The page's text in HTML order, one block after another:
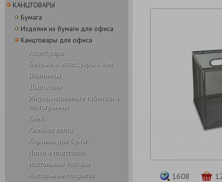
КАНЦТОВАРЫ
Бумага
Изделия из бумаги для офиса
Канцтовары для офиса
Аксессуары
Бейджи и аксесcуары к ним
Визитницы
Дыроколы
Информационные таблички и
пиктограммы
Клей
Клейкая лента
Корзины для бумаг
Лотки и подставки
Настольные наборы
Настольные покрытия
1608